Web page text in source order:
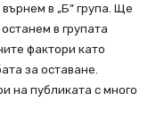
в „Б” група. Ще
в групата
фактори като
за оставане.
на публиката с много